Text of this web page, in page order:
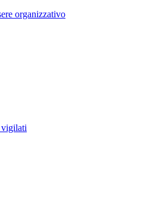
organizzativo